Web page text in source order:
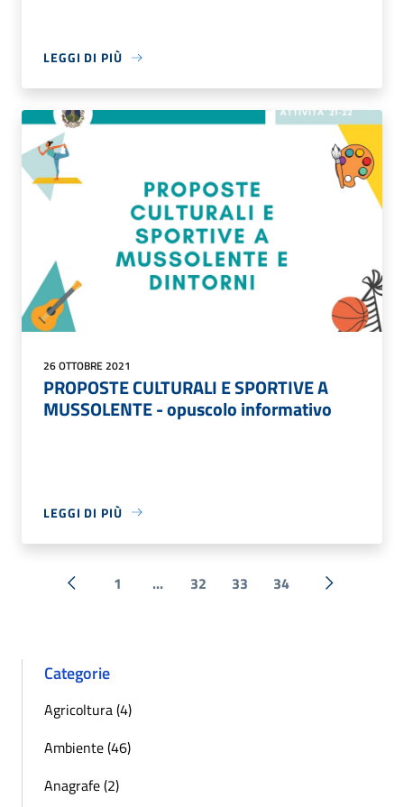
LEGGI DI PIÙ
26 OTTOBRE 2021
PROPOSTE CULTURALI E SPORTIVE A
MUSSOLENTE - opuscolo informativo
LEGGI DI PIÙ
« Precedente
1 ... 32 33 34 Successiva
Categorie
Agricoltura (4)
Ambiente (46)
Anagrafe (2)